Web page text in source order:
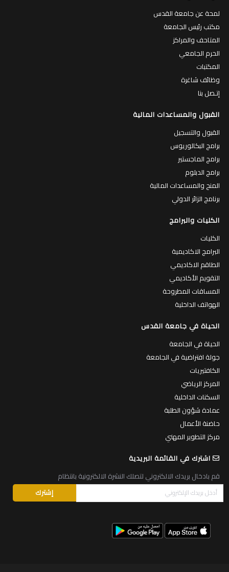
لمحة عن جامعة القدس
مكتب رئيس الجامعة
المتاحف والمراكز
الحرم الجامعي
المكتبات
وظائف شاغرة
إتـصل بنا
القبول والمساعدات المالية
القبول والتسجيل
برامج البكالوريوس
برامج الماجستير
برامج الدبلوم
المنح والمساعدات المالية
برنامج الزائر الدولي
الكليات والبرامج
الكليات
البرامج الاكاديمية
الطاقم الاكاديمي
التقويم الأكاديمي
المساقات المطروحة
الهواتف الداخلية
الحياة في جامعة القدس
الحياة في الجامعة
جولة افتراضية في الجامعة
الكافتيريات
المركز الرياضي
السكنات الداخلية
عمادة شؤون الطلبة
حاضنة الأعمال
مركز التطوير المهني
اشترك في القائمة البريدية
قم بادخال بريدك الالكتروني لتصلك النشرة الالكترونية بانتظام